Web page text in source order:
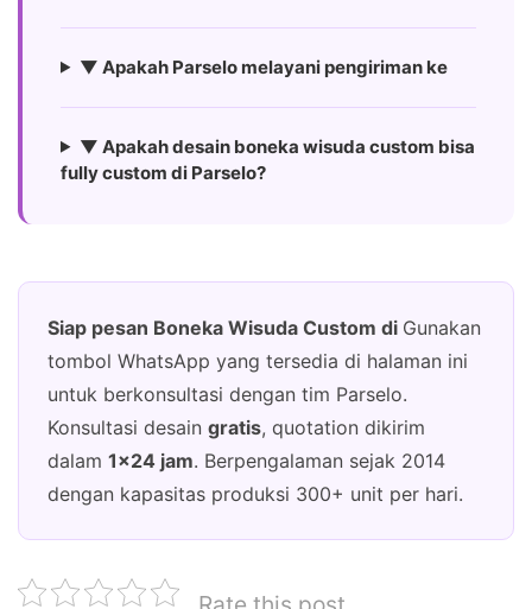
▼ Apakah Parselo melayani pengiriman ke
▼ Apakah desain boneka wisuda custom bisa
fully custom di Parselo?
Siap pesan Boneka Wisuda Custom di Gunakan
tombol WhatsApp yang tersedia di halaman ini
untuk berkonsultasi dengan tim Parselo.
Konsultasi desain gratis, quotation dikirim
dalam 1×24 jam. Berpengalaman sejak 2014
dengan kapasitas produksi 300+ unit per hari.